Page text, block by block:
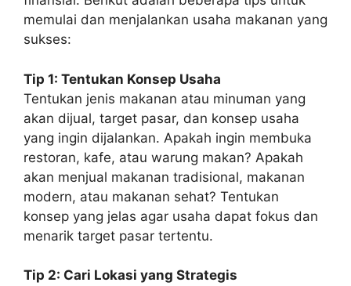
memulai dan menjalankan usaha makanan yang
sukses:
Tip 1: Tentukan Konsep Usaha
Tentukan jenis makanan atau minuman yang
akan dijual, target pasar, dan konsep usaha
yang ingin dijalankan. Apakah ingin membuka
restoran, kafe, atau warung makan? Apakah
akan menjual makanan tradisional, makanan
modern, atau makanan sehat? Tentukan
konsep yang jelas agar usaha dapat fokus dan
menarik target pasar tertentu.
Tip 2: Cari Lokasi yang Strategis